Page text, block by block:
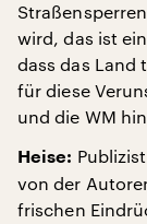
wird, das ist
dass das Land
für diese
und die WM
Heise:
von der
frischen